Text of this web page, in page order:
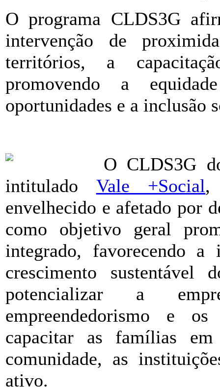
O programa CLDS3G
intervenção de
territórios, a
promovendo a
oportunidades e a inclusão
O CLDS3G
intitulado Vale +Social,
envelhecido e afetado por
como objetivo geral
integrado, favorecendo a
crescimento sustentável
potencializar a
empreendedorismo e
capacitar as famílias
comunidade, as
ativo.